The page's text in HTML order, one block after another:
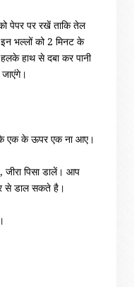
पेपर पर रखें ताकि तेल
भल्लों को2 मिनट के
हाथ से दबा कर पानी
एक के ऊपर एक ना आए।
, जीरा पिसा डालें। आप
से डाल सकते है ।